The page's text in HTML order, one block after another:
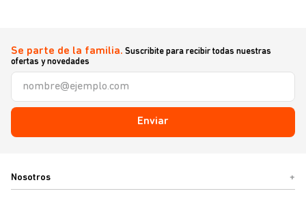
Se parte de la familia. Suscribite para recibir todas nuestras
ofertas y novedades
Enviar
Nosotros +